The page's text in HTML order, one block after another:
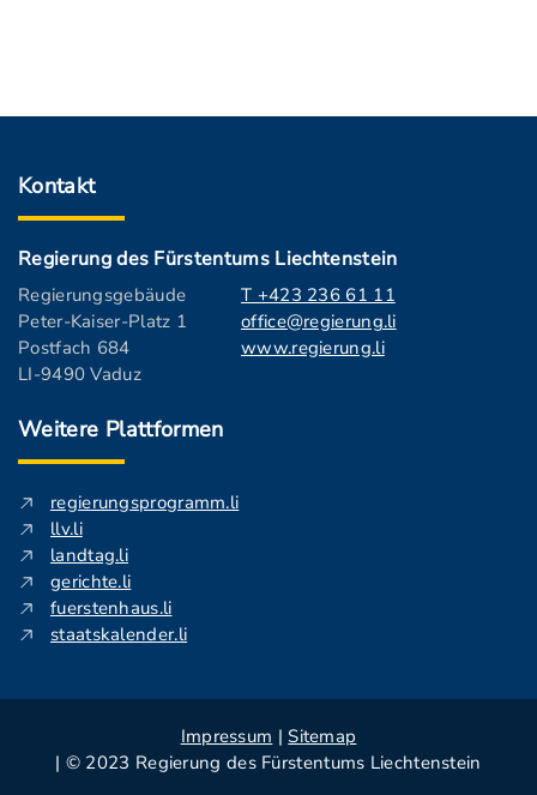
Kontakt
Regierung des Fürstentums Liechtenstein
Regierungsgebäude
Peter-Kaiser-Platz 1
Postfach 684
LI-9490 Vaduz
T +423 236 61 11
office@regierung.li
www.regierung.li
Weitere Plattformen
regierungsprogramm.li
llv.li
landtag.li
gerichte.li
fuerstenhaus.li
staatskalender.li
Impressum | Sitemap
| © 2023 Regierung des Fürstentums Liechtenstein